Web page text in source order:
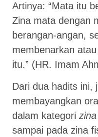
Artinya: “Mata itu
Zina mata dengan
berangan-angan,
membenarkan
itu.” (HR. Imam
Dari dua hadits ini,
membayangkan
dalam kategori
sampai pada zina